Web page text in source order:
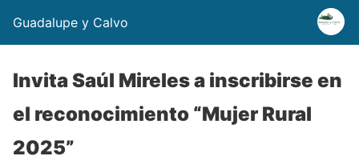
Guadalupe y Calvo
Invita Saúl Mireles a inscribirse en
el reconocimiento “Mujer Rural
2025”